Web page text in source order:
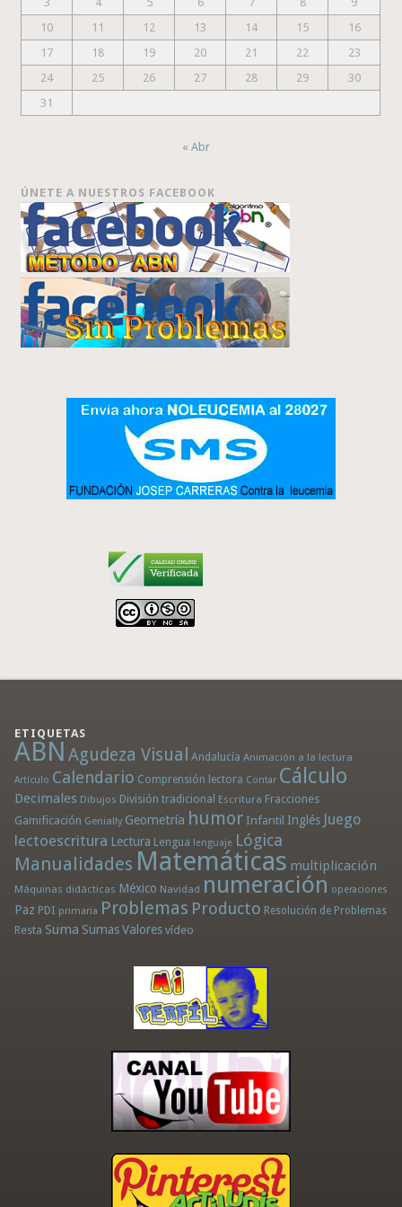
10
11 12 13 14 15
16
17
18 19 20 21 22
23
24
25 26 27 28 29
30
31
« Abr
ÚNETE A NUESTROS FACEBOOK
ETIQUETAS
ABN Agudeza Visual Andalucía Animación a la lectura
Artículo Calendario Comprensión lectora Contar Cálculo
Decimales Dibujos División tradicional Escritura Fracciones
Gamificación Genially Geometría humor Infantil Inglés Juego
lectoescritura Lectura Lengua lenguaje Lógica
Manualidades Matemáticas multiplicación
Máquinas didácticas México Navidad numeración operaciones
Paz PDI primaria Problemas Producto Resolución de Problemas
Resta Suma Sumas Valores vídeo